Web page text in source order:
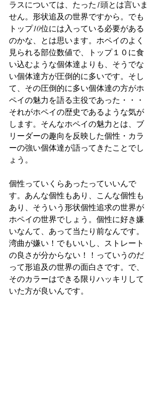
ラスについては、たった1頭とは言いま
せん。形状追及の世界ですから。でも
トップ10位には入っている必要がある
のかな、とは思います。ホペイのよく
見られる部位数値で、トップ１０に食
い込むような個体達よりも、そうでな
い個体達方が圧倒的に多いです。そし
て、その圧倒的に多い個体達の方がホ
ペイの魅力を語る主役であった・・・
それがホペイの歴史であるような気が
します。そんなホペイの魅力とは、ブ
リーダーの趣向を反映した個性・カラ
ーの強い個体達が語ってきたことでし
ょう。
個性っていくらあったっていいんで
す。あんな個性もあり、こんな個性も
あり、そういう形状個性追求の世界が
ホペイの世界でしょう。個性に好き嫌
いなんて、あって当たり前なんです。
湾曲が嫌い！でもいいし、ストレート
の良さが分からない！！っていうのだ
って形追及の世界の面白さです。で、
そのカラーはできる限りハッキリして
いた方が良いんです。